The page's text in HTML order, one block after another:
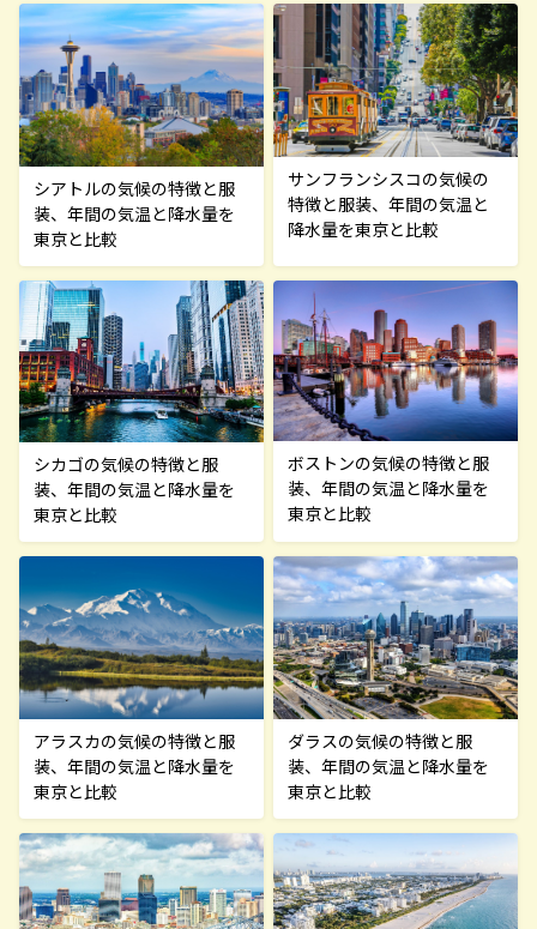
シアトルの気候の特徴と服
装、年間の気温と降水量を
東京と比較
サンフランシスコの気候の
特徴と服装、年間の気温と
降水量を東京と比較
シカゴの気候の特徴と服
装、年間の気温と降水量を
東京と比較
ボストンの気候の特徴と服
装、年間の気温と降水量を
東京と比較
アラスカの気候の特徴と服
装、年間の気温と降水量を
東京と比較
ダラスの気候の特徴と服
装、年間の気温と降水量を
東京と比較